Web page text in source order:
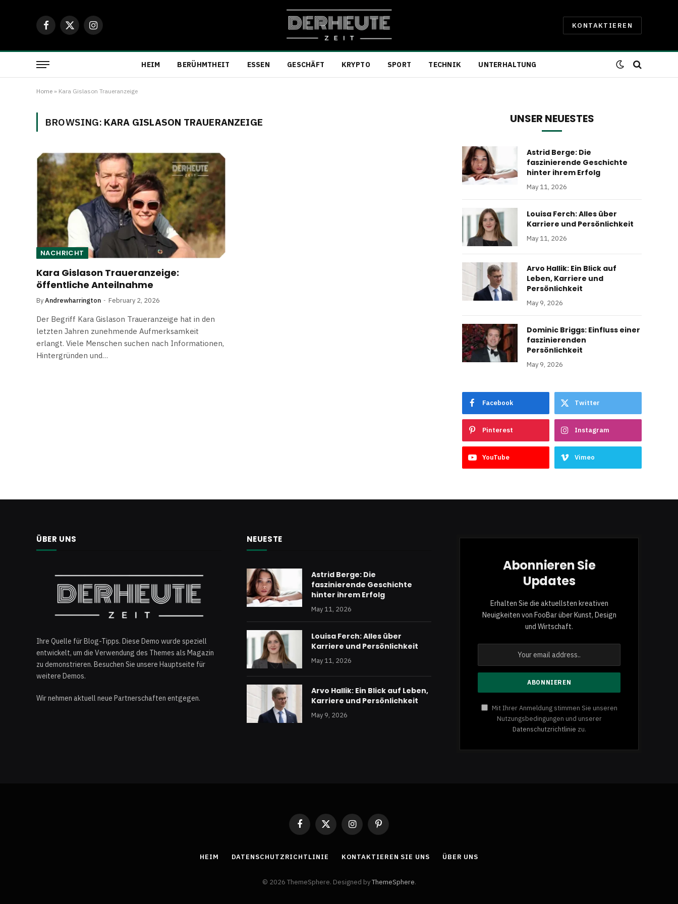
Facebook
X
Instagram KONTAKTIEREN
HEIM BERÜHMTHEIT ESSEN GESCHÄFT KRYPTO SPORT TECHNIK UNTERHALTUNG
Home » Kara Gislason Traueranzeige
BROWSING: KARA GISLASON TRAUERANZEIGE
NACHRICHT
Kara Gislason Traueranzeige:
öffentliche Anteilnahme
ByAndrewharrington February 2, 2026
Der Begriff Kara Gislason Traueranzeige hat in den
letzten Jahren zunehmende Aufmerksamkeit
erlangt. Viele Menschen suchen nach Informationen,
Hintergründen und…
UNSER NEUESTES
Astrid Berge: Die
faszinierende Geschichte
hinter ihrem Erfolg
May 11, 2026
Louisa Ferch: Alles über
Karriere und Persönlichkeit
May 11, 2026
Arvo Hallik: Ein Blick auf
Leben, Karriere und
Persönlichkeit
May 9, 2026
Dominic Briggs: Einfluss einer
faszinierenden
Persönlichkeit
May 9, 2026
Facebook Twitter
Pinterest Instagram
YouTube Vimeo
ÜBER UNS
Ihre Quelle für Blog-Tipps. Diese Demo wurde speziell
entwickelt, um die Verwendung des Themes als Magazin
zu demonstrieren. Besuchen Sie unsere Hauptseite für
weitere Demos.
Wir nehmen aktuell neue Partnerschaften entgegen.
NEUESTE
Astrid Berge: Die
faszinierende Geschichte
hinter ihrem Erfolg
May 11, 2026
Louisa Ferch: Alles über
Karriere und Persönlichkeit
May 11, 2026
Arvo Hallik: Ein Blick auf Leben,
Karriere und Persönlichkeit
May 9, 2026
Abonnieren Sie
Updates
Erhalten Sie die aktuellsten kreativen
Neuigkeiten von FooBar über Kunst, Design
und Wirtschaft.
Mit Ihrer Anmeldung stimmen Sie unseren
Nutzungsbedingungen und unserer
Datenschutzrichtlinie zu.
Facebook
X
InstagramPinterest
HEIM DATENSCHUTZRICHTLINIE KONTAKTIEREN SIE UNS ÜBER UNS
© 2026 ThemeSphere. Designed byThemeSphere.